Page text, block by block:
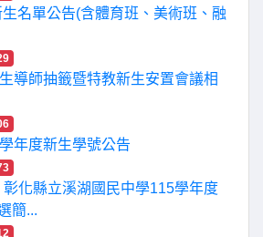
名單公告(含體育班、美術班、融
導師抽籤暨特教新生安置會議相
年度新生學號公告
彰化縣立溪湖國民中學115學年度
簡...